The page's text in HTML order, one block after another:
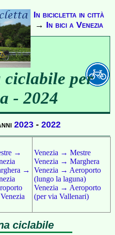
In bicicletta in città
→ In bici a Venezia
per
- 2024
2023 - 2022
→
→
Venezia → Mestre
Venezia → Marghera
Venezia → Aeroporto
(lungo la laguna)
Venezia → Aeroporto
(per via Vallenari)
ciclabile